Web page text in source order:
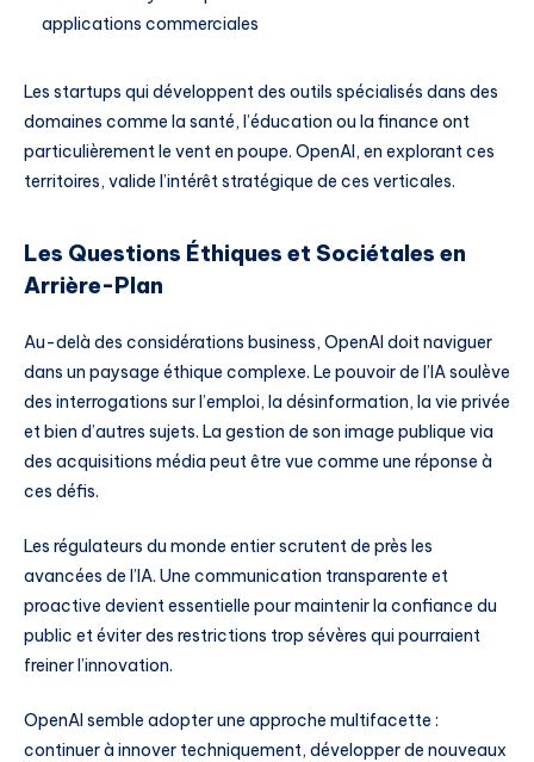
applications commerciales
Les startups qui développent des outils spécialisés dans des
domaines comme la santé, l’éducation ou la finance ont
particulièrement le vent en poupe. OpenAI, en explorant ces
territoires, valide l’intérêt stratégique de ces verticales.
Les Questions Éthiques et Sociétales en
Arrière-Plan
Au-delà des considérations business, OpenAI doit naviguer
dans un paysage éthique complexe. Le pouvoir de l’IA soulève
des interrogations sur l’emploi, la désinformation, la vie privée
et bien d’autres sujets. La gestion de son image publique via
des acquisitions média peut être vue comme une réponse à
ces défis.
Les régulateurs du monde entier scrutent de près les
avancées de l’IA. Une communication transparente et
proactive devient essentielle pour maintenir la confiance du
public et éviter des restrictions trop sévères qui pourraient
freiner l’innovation.
OpenAI semble adopter une approche multifacette :
continuer à innover techniquement, développer de nouveaux